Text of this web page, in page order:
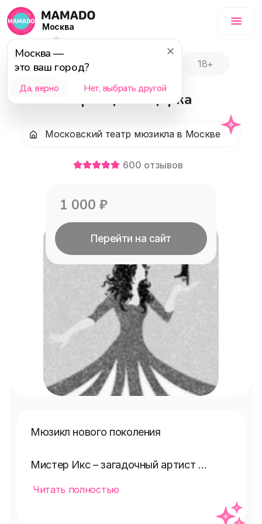
Москва
Москва —
это ваш город?
Да, верно Нет, выбрать другой
Московский театр мюзикла в Москве
Событие завершилось 18+
Принцесса цирка
600 отзывов
1 000 ₽
Перейти на сайт
Мюзикл нового поколения
Мистер Икс – загадочный артист
волну слухов в парижском обществе.
Читать полностью